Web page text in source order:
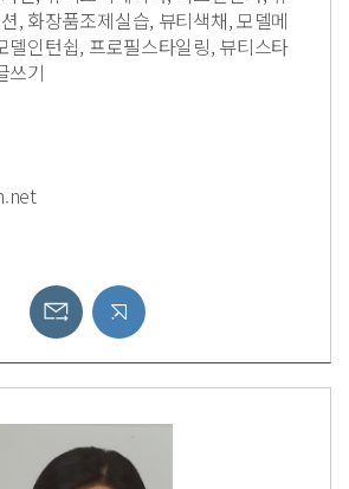
, 화장품조제실습, 뷰티색채, 모델메
델인턴쉽, 프로필스타일링, 뷰티스타
쓰기